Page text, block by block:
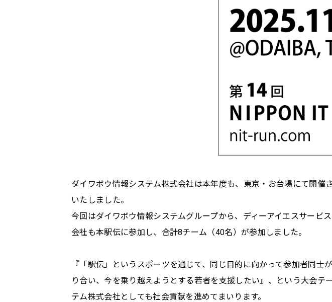
ダイワボウ情報システム株式会社は本年度も、東京・お台場にて開
いたしました。
今回はダイワボウ情報システムグループから、ディーアイエスサービ
会社も本駅伝に参加し、合計8チーム（40名）が参加しました。
『「駅伝」というスポーツを通じて、同じ目的に向かって参加者同
り合い、今を乗り越えようとする若者を支援したい』、という大会
テム株式会社としても社会貢献を進めてまいります。